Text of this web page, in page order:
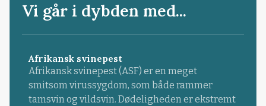
Vi går i dybden med...
Afrikansk svinepest
Afrikansk svinepest (ASF) er en meget
smitsom virussygdom, som både rammer
tamsvin og vildsvin. Dødeligheden er ekstremt